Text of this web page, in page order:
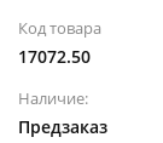
Код товара
17072.50
Наличие:
Предзаказ